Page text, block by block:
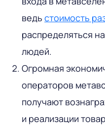
ведь стоимость
распределяться
людей.
Огромная
операторов
получают
и реализации